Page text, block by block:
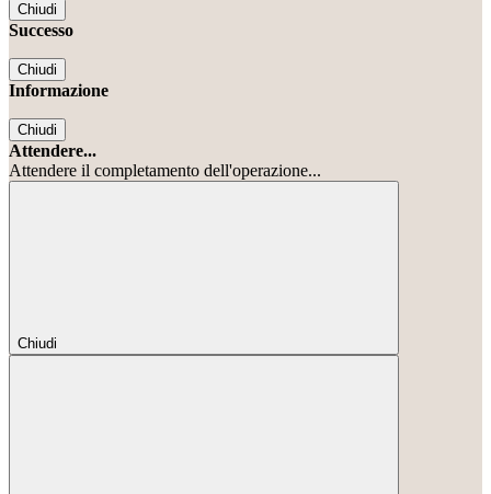
Chiudi
Successo
Chiudi
Informazione
Chiudi
Attendere...
Attendere il completamento dell'operazione...
Chiudi